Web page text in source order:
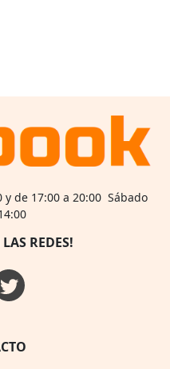
y de 17:00 a 20:00 Sábado
REDES!